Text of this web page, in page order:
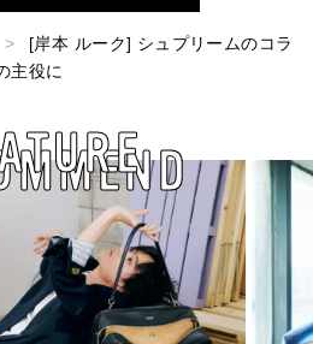
[岸本 ルーク] シュプリームのコラ
主役に